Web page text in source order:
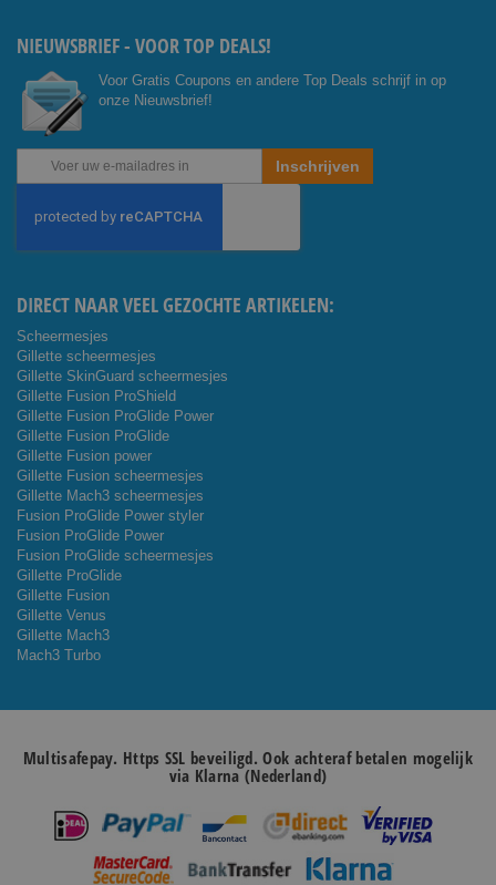
NIEUWSBRIEF - VOOR TOP DEALS!
Voor Gratis Coupons en andere Top Deals schrijf in op
onze Nieuwsbrief!
Abonneer
onze
Inschrijven
DIRECT NAAR VEEL GEZOCHTE ARTIKELEN:
Scheermesjes
Gillette scheermesjes
Gillette SkinGuard scheermesjes
Gillette Fusion ProShield
Gillette Fusion ProGlide Power
Gillette Fusion ProGlide
Gillette Fusion power
Gillette Fusion scheermesjes
Gillette Mach3 scheermesjes
Fusion ProGlide Power styler
Fusion ProGlide Power
Fusion ProGlide scheermesjes
Gillette ProGlide
Gillette Fusion
Gillette Venus
Gillette Mach3
Mach3 Turbo
Multisafepay. Https SSL beveiligd. Ook achteraf betalen mogelijk
via Klarna (Nederland)